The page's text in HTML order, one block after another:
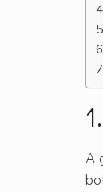
A